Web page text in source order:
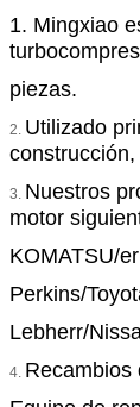
1. Mingxiao
piezas.
2. Utilizado
3. Nuestros
motor
KOMATSU/
Perkins/
Lebherr/
4. Recambios